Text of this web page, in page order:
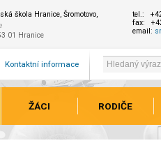
škola Hranice, Šromotovo,
01 Hranice
tel.:
fax:
email:
Kontaktní informace
ŽÁCI RODIČE